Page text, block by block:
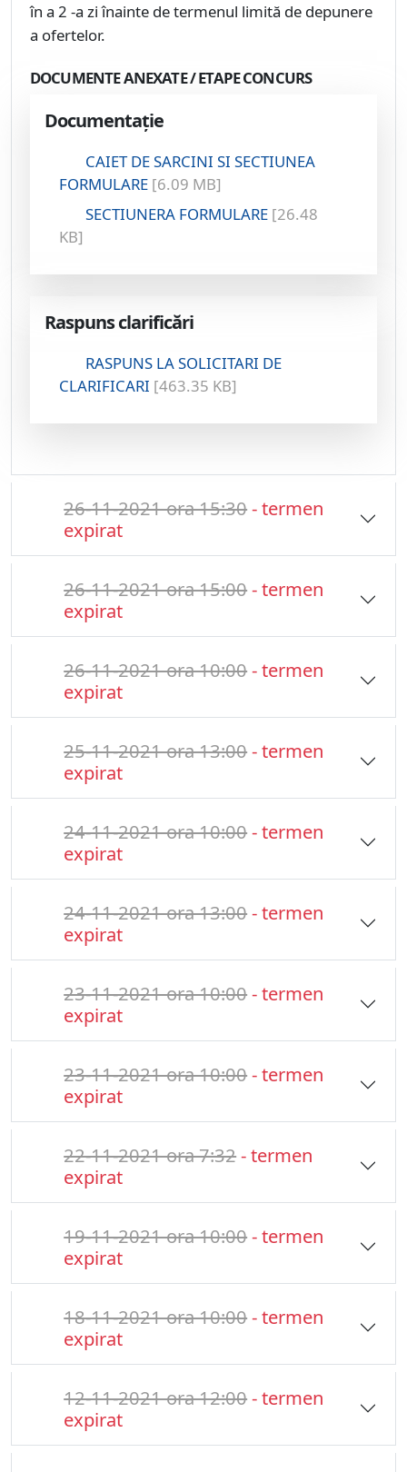
în a 2 -a zi înainte de termenul limită de depunere
a ofertelor.
DOCUMENTE ANEXATE / ETAPE CONCURS
Documentație
CAIET DE SARCINI SI SECTIUNEA
FORMULARE [6.09 MB]
SECTIUNERA FORMULARE [26.48
KB]
Raspuns clarificări
RASPUNS LA SOLICITARI DE
CLARIFICARI [463.35 KB]
26-11-2021 ora 15:30- termen
expirat
26-11-2021 ora 15:00- termen
expirat
26-11-2021 ora 10:00- termen
expirat
25-11-2021 ora 13:00- termen
expirat
24-11-2021 ora 10:00- termen
expirat
24-11-2021 ora 13:00- termen
expirat
23-11-2021 ora 10:00- termen
expirat
23-11-2021 ora 10:00- termen
expirat
22-11-2021 ora 7:32- termen
expirat
19-11-2021 ora 10:00- termen
expirat
18-11-2021 ora 10:00- termen
expirat
12-11-2021 ora 12:00- termen
expirat